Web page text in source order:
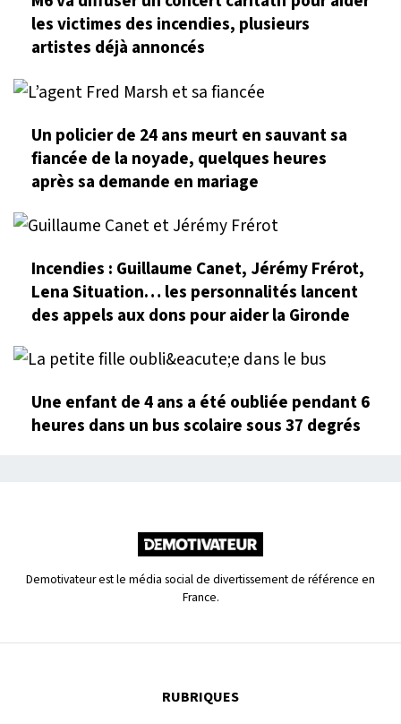
les victimes des incendies, plusieurs
artistes déjà annoncés
Un policier de 24 ans meurt en sauvant sa
fiancée de la noyade, quelques heures
après sa demande en mariage
Incendies : Guillaume Canet, Jérémy Frérot,
Lena Situation… les personnalités lancent
des appels aux dons pour aider la Gironde
Une enfant de 4 ans a été oubliée pendant 6
heures dans un bus scolaire sous 37 degrés
Demotivateur est le média social de divertissement de référence en
France.
RUBRIQUES